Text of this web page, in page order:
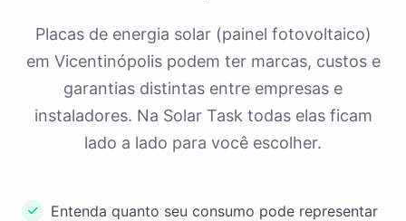
Placas de energia solar (painel fotovoltaico)
em Vicentinópolis podem ter marcas, custos e
garantias distintas entre empresas e
instaladores. Na Solar Task todas elas ficam
lado a lado para você escolher.
Entenda quanto seu consumo pode representar